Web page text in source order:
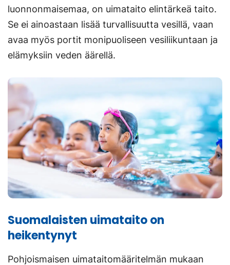
luonnonmaisemaa, on uimataito elintärkeä taito.
Se ei ainoastaan lisää turvallisuutta vesillä, vaan
avaa myös portit monipuoliseen vesiliikuntaan ja
elämyksiin veden äärellä.
Suomalaisten uimataito on
heikentynyt
Pohjoismaisen uimataitomääritelmän mukaan